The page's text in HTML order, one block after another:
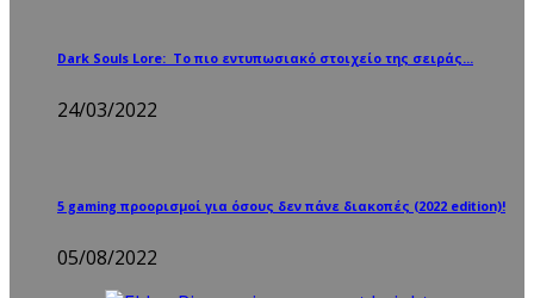
Dark Souls Lore: Το πιο εντυπωσιακό στοιχείο της σειράς…
24/03/2022
5 gaming προορισμοί για όσους δεν πάνε διακοπές (2022 edition)!
05/08/2022